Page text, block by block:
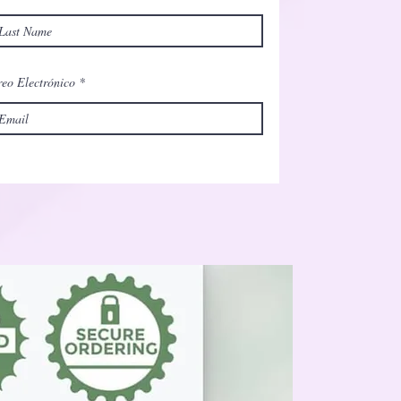
Electrónico